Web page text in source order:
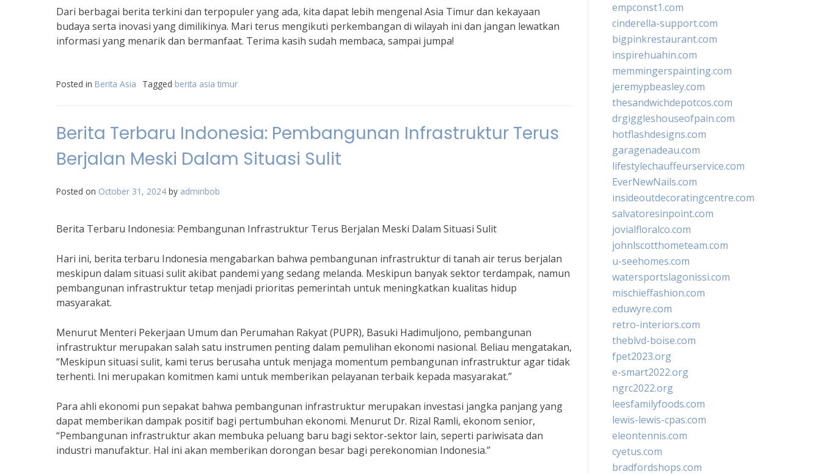
Dari berbagai berita terkini dan terpopuler yang ada, kita dapat lebih mengenal Asia Timur dan kekayaan
budaya serta inovasi yang dimilikinya. Mari terus mengikuti perkembangan di wilayah ini dan jangan lewatkan
informasi yang menarik dan bermanfaat. Terima kasih sudah membaca, sampai jumpa!
Posted in Berita Asia Tagged berita asia timur
Berita Terbaru Indonesia: Pembangunan Infrastruktur Terus
Berjalan Meski Dalam Situasi Sulit
Posted on October 31, 2024 by adminbob
Berita Terbaru Indonesia: Pembangunan Infrastruktur Terus Berjalan Meski Dalam Situasi Sulit
Hari ini, berita terbaru Indonesia mengabarkan bahwa pembangunan infrastruktur di tanah air terus berjalan
meskipun dalam situasi sulit akibat pandemi yang sedang melanda. Meskipun banyak sektor terdampak, namun
pembangunan infrastruktur tetap menjadi prioritas pemerintah untuk meningkatkan kualitas hidup
masyarakat.
Menurut Menteri Pekerjaan Umum dan Perumahan Rakyat (PUPR), Basuki Hadimuljono, pembangunan
infrastruktur merupakan salah satu instrumen penting dalam pemulihan ekonomi nasional. Beliau mengatakan,
“Meskipun situasi sulit, kami terus berusaha untuk menjaga momentum pembangunan infrastruktur agar tidak
terhenti. Ini merupakan komitmen kami untuk memberikan pelayanan terbaik kepada masyarakat.”
Para ahli ekonomi pun sepakat bahwa pembangunan infrastruktur merupakan investasi jangka panjang yang
dapat memberikan dampak positif bagi pertumbuhan ekonomi. Menurut Dr. Rizal Ramli, ekonom senior,
“Pembangunan infrastruktur akan membuka peluang baru bagi sektor-sektor lain, seperti pariwisata dan
industri manufaktur. Hal ini akan memberikan dorongan besar bagi perekonomian Indonesia.”
empconst1.com
cinderella-support.com
bigpinkrestaurant.com
inspirehuahin.com
memmingerspainting.com
jeremypbeasley.com
thesandwichdepotcos.com
drgiggleshouseofpain.com
hotflashdesigns.com
garagenadeau.com
lifestylechauffeurservice.com
EverNewNails.com
insideoutdecoratingcentre.com
salvatoresinpoint.com
jovialfloralco.com
johnlscotthometeam.com
u-seehomes.com
watersportslagonissi.com
mischieffashion.com
eduwyre.com
retro-interiors.com
theblvd-boise.com
fpet2023.org
e-smart2022.org
ngrc2022.org
leesfamilyfoods.com
lewis-lewis-cpas.com
eleontennis.com
cyetus.com
bradfordshops.com